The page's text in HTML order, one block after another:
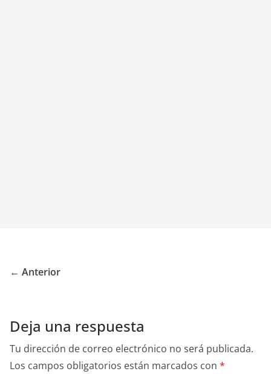
← Anterior
Deja una respuesta
Tu dirección de correo electrónico no será publicada.
Los campos obligatorios están marcados con *